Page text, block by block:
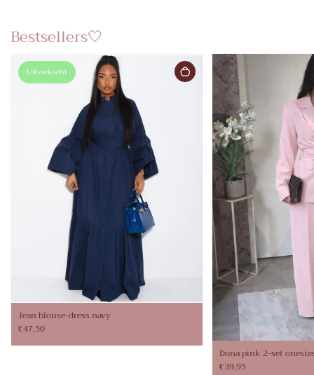
Bestsellers🤍
Uitverkocht
Jean blouse-dress navy
€47,50
Dona pink 2-set
€39,95